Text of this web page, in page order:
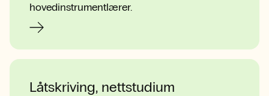
hovedinstrumentlærer.
Låtskriving, nettstudium